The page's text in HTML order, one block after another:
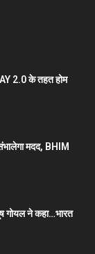
2.0 के तहत होम
मदद, BHIM
गोयल ने कहा…भारत